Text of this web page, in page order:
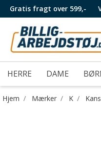
Gratis fragt over 599,-
HERRE DAME
Hjem Mærker K